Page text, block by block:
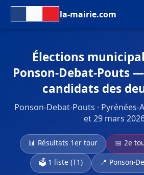
la-mairie.com
Élections
Ponson-Debat-Pouts
candidats des
Ponson-Debat-Pouts · Pyrénées-
et 29 mars
📊 Résultats 1er tour
📅 2e
🗳️ 1 liste (T1)
📍 Ponson-